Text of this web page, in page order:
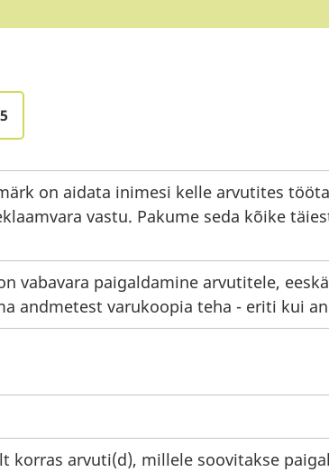
on aidata inimesi kelle arvutites
vastu. Pakume seda kõike
vabavara paigaldamine arvutitele,
andmetest varukoopia teha - eriti kui
korras arvuti(d), millele soovitakse